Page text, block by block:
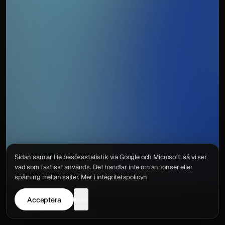
IntegritetspolicyKontakt
Sidan samlar lite besöksstatistik via Google och Microsoft, så vi ser
vad som faktiskt används. Det handlar inte om annonser eller
spårning mellan sajter. Mer i integritetspolicyn
Acceptera neka